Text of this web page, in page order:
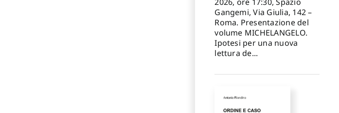
Gangemi, Via Giulia, 142 –
Roma. Presentazione del
volume MICHELANGELO.
Ipotesi per una nuova
lettura de...